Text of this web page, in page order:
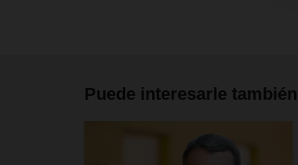
Puede interesarle también